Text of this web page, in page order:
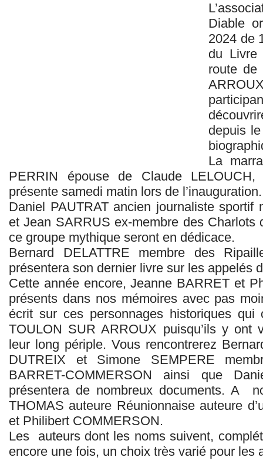
Diable
2024 de
du Livre
route de
depuis
La
PERRIN épouse de Claude
présente samedi matin lors de l’inauguration.
Daniel PAUTRAT ancien journaliste sportif
et Jean SARRUS ex-membre des
ce groupe mythique seront en dédicace.
Bernard DELATTRE membre des
présentera son dernier livre sur les appelés
Cette année encore, Jeanne BARRET et
présents dans nos mémoires avec pas
écrit sur ces personnages historiques
TOULON SUR ARROUX puisqu’ils y ont
leur long périple. Vous rencontrerez
DUTREIX et Simone SEMPERE
BARRET-COMMERSON ainsi que
présentera de nombreux documents. A
THOMAS auteure Réunionnaise auteure
et Philibert COMMERSON.
Les auteurs dont les noms suivent,
encore une fois, un choix très varié pour les